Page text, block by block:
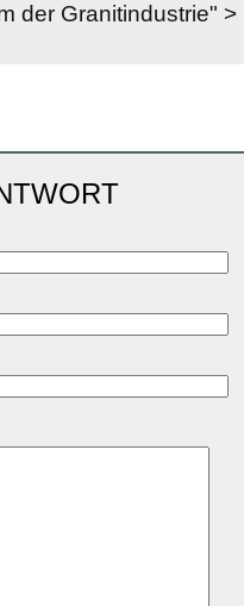
der Granitindustrie" >